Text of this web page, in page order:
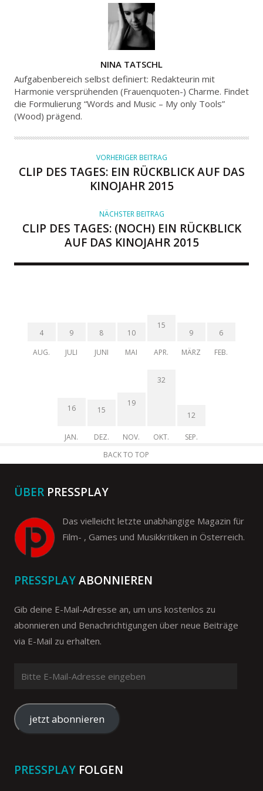
U
T
O
R
NINA TATSCHL
Aufgabenbereich selbst definiert: Redakteurin mit
Harmonie versprühenden (Frauenquoten-) Charme. Findet
die Formulierung “Words and Music – My only Tools”
(Wood) prägend.
VORHERIGER BEITRAG
CLIP DES TAGES: EIN RÜCKBLICK AUF DAS
KINOJAHR 2015
NÄCHSTER BEITRAG
CLIP DES TAGES: (NOCH) EIN RÜCKBLICK
AUF DAS KINOJAHR 2015
4
AUG.
9
JULI
8
JUNI
10
MAI
15
APR.
9
MÄRZ
6
FEB.
16
JAN.
15
DEZ.
19
NOV.
32
OKT.
12
SEP.
BACK TO TOP
ÜBER PRESSPLAY
Das vielleicht letzte unabhängige Magazin für
Film- , Games und Musikkritiken in Österreich.
PRESSPLAYABONNIEREN
Gib deine E-Mail-Adresse an, um uns kostenlos zu
abonnieren und Benachrichtigungen über neue Beiträge
via E-Mail zu erhalten.
Mail-
Adresse
eingeben
jetzt abonnieren
PRESSPLAY FOLGEN